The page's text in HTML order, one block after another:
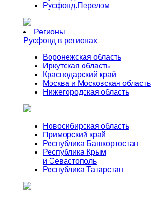
Русфонд.Перелом
Регионы
Русфонд в регионах
Воронежская область
Иркутская область
Краснодарский край
Москва и Московская область
Нижегородская область
Новосибирская область
Приморский край
Республика Башкортостан
Республика Крым
и Севастополь
Республика Татарстан